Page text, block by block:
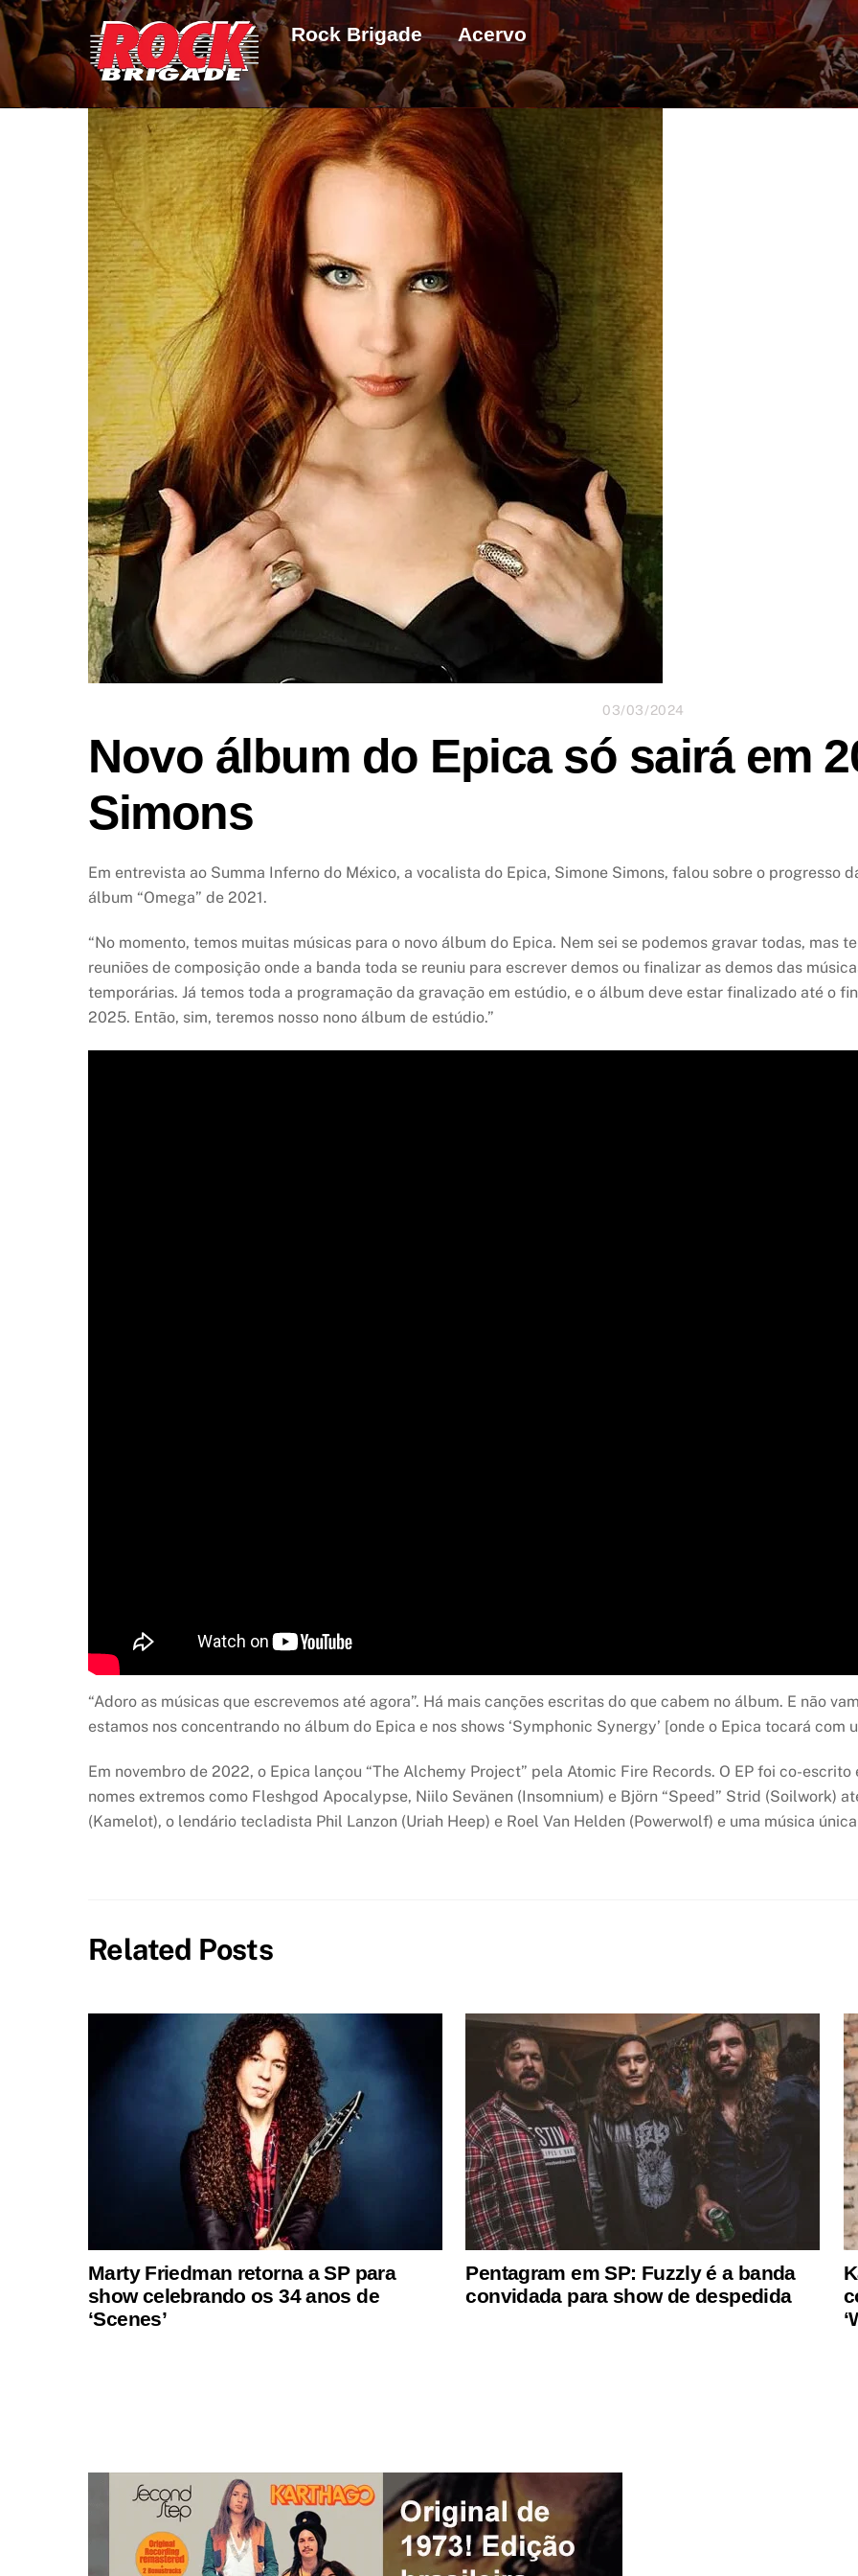
Skip
to
content
Rock Brigade Acervo
03/03/2024
Novo álbum do Epica só sairá em
Simons
Em entrevista ao Summa Inferno do México, a vocalista do Epica, Simone Simons, falou sobre o progresso
álbum “Omega” de 2021.
“No momento, temos muitas músicas para o novo álbum do Epica. Nem sei se podemos gravar todas, mas
reuniões de composição onde a banda toda se reuniu para escrever demos ou finalizar as demos das
temporárias. Já temos toda a programação da gravação em estúdio, e o álbum deve estar finalizado até o
2025. Então, sim, teremos nosso nono álbum de estúdio.”
“Adoro as músicas que escrevemos até agora”. Há mais canções escritas do que cabem no álbum. E não
estamos nos concentrando no álbum do Epica e nos shows ‘Symphonic Synergy’ [onde o Epica tocará com
Em novembro de 2022, o Epica lançou “The Alchemy Project” pela Atomic Fire Records. O EP foi co-
nomes extremos como Fleshgod Apocalypse, Niilo Sevänen (Insomnium) e Björn “Speed” Strid (Soilwork)
(Kamelot), o lendário tecladista Phil Lanzon (Uriah Heep) e Roel Van Helden (Powerwolf) e uma música
Related Posts
Marty Friedman retorna a SP para
show celebrando os 34 anos de
‘Scenes’
Pentagram em SP: Fuzzly é a banda
convidada para show de despedida